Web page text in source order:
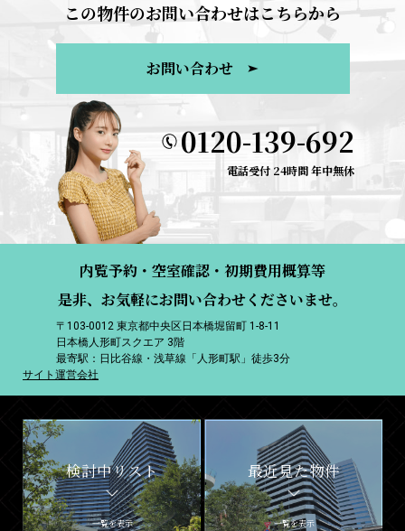
この物件のお問い合わせはこちらから
お問い合わせ
0120-139-692
電話受付 24時間 年中無休
内覧予約・空室確認・初期費用概算等
是非、お気軽にお問い合わせくださいませ。
〒103-0012 東京都中央区日本橋堀留町 1-8-11
日本橋人形町スクエア 3階
最寄駅：日比谷線・浅草線「人形町駅」徒歩3分
サイト運営会社
検討中リスト
一覧を表示
最近見た物件
一覧を表示